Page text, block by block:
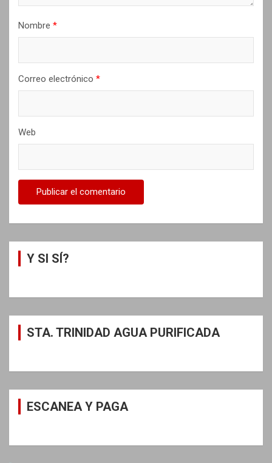
Nombre *
Correo electrónico *
Web
Y SI SÍ?
STA. TRINIDAD AGUA PURIFICADA
ESCANEA Y PAGA